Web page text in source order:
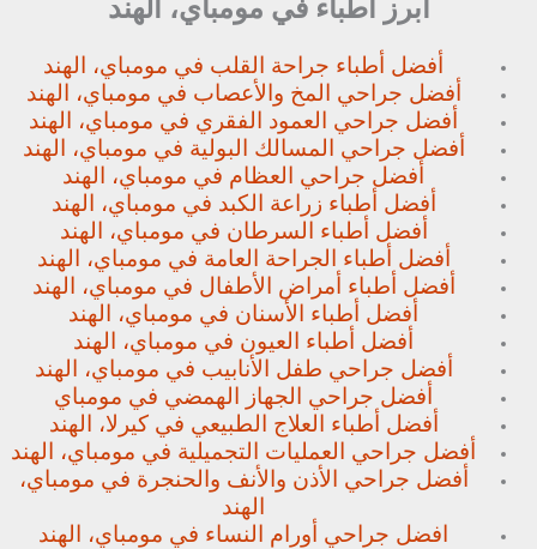
أبرز أطباء في مومباي، الهند
أفضل أطباء جراحة القلب في مومباي، الهند
أفضل جراحي المخ والأعصاب في مومباي، الهند
أفضل جراحي العمود الفقري في مومباي، الهند
أفضل جراحي المسالك البولية في مومباي، الهند
أفضل جراحي العظام في مومباي، الهند
أفضل أطباء زراعة الكبد في مومباي، الهند
أفضل أطباء السرطان في مومباي، الهند
أفضل أطباء الجراحة العامة في مومباي، الهند
أفضل أطباء أمراض الأطفال في مومباي، الهند
أفضل أطباء الأسنان في مومباي، الهند
أفضل أطباء العيون في مومباي، الهند
أفضل جراحي طفل الأنابيب في مومباي، الهند
أفضل جراحي الجهاز الهمضي في مومباي
أفضل أطباء العلاج الطبيعي في كيرلا، الهند
أفضل جراحي العمليات التجميلية في مومباي، الهند
أفضل جراحي الأذن والأنف والحنجرة في مومباي،
الهند
افضل جراحي أورام النساء في مومباي، الهند